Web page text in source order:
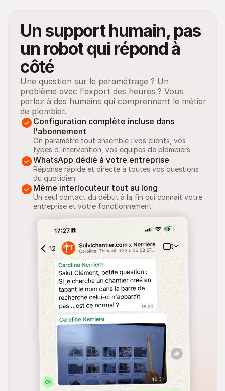
Un support humain, pas
un robot qui répond à
côté
Une question sur le paramétrage ? Un
problème avec l'export des heures ? Vous
parlez à des humains qui comprennent le métier
de plombier.
Configuration complète incluse dans
l'abonnement
On paramètre tout ensemble : vos clients, vos
types d'intervention, vos équipes de plombiers
WhatsApp dédié à votre entreprise
Réponse rapide et directe à toutes vos questions
du quotidien
Même interlocuteur tout au long
Un seul contact du début à la fin qui connaît votre
entreprise et votre fonctionnement